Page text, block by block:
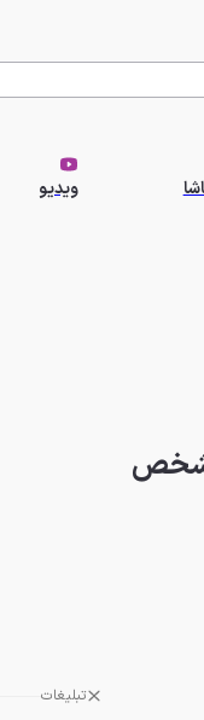
ویدیو
مشخص
تبلیغات